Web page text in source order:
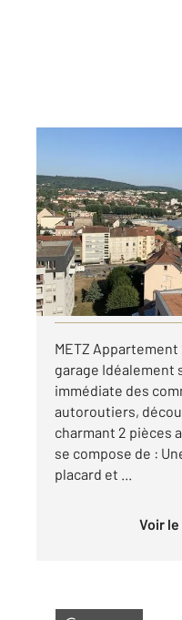
Ref : 28616
Appartement
750 €
par mois charges
Visiter le site dédié
METZ
garage Idéalement
immédiate des
autoroutiers,
charmant 2 pièces
se compose de :
placard et ...
Voir